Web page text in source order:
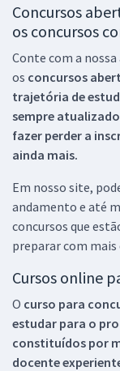
Concursos
os concursos
Conte com a
os concursos
trajetória de
sempre
fazer perder a
ainda mais.
Em nosso site,
andamento e até
concursos que
preparar com
Cursos online
O curso para
estudar para o
constituídos por
docente